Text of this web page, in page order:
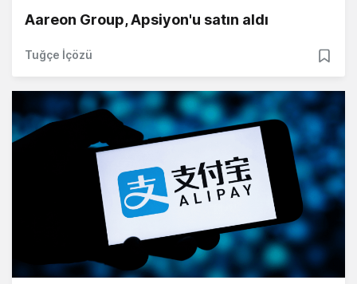
Aareon Group, Apsiyon'u satın aldı
Tuğçe İçözü